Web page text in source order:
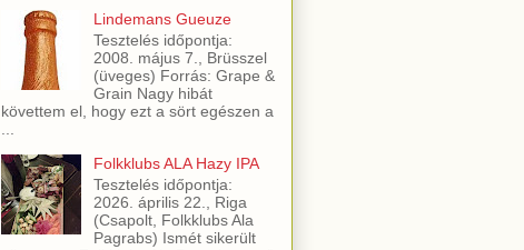
Lindemans Gueuze
Tesztelés időpontja:
2008. május 7., Brüsszel
(üveges) Forrás: Grape &
Grain Nagy hibát
követtem el, hogy ezt a sört egészen a
Folkklubs ALA Hazy IPA
Tesztelés időpontja:
2026. április 22., Riga
(Csapolt, Folkklubs Ala
Pagrabs) Ismét sikerült